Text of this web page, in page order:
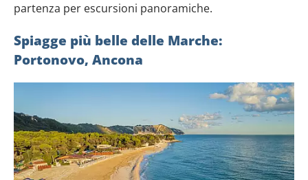
partenza per escursioni panoramiche.
Spiagge più belle delle Marche:
Portonovo, Ancona